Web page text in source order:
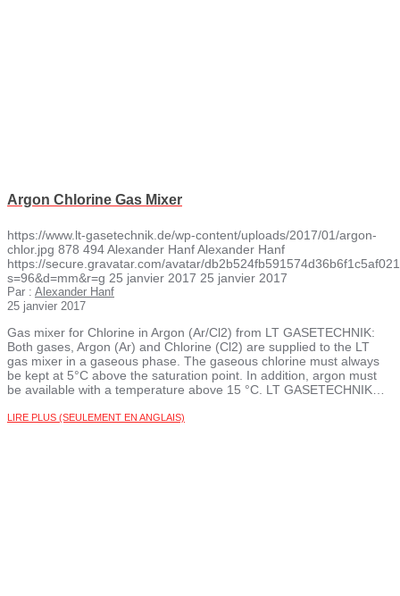
Argon Chlorine Gas Mixer
https://www.lt-gasetechnik.de/wp-content/uploads/2017/01/argon-
chlor.jpg 878 494Alexander HanfAlexander Hanf
https://secure.gravatar.com/avatar/
s=96&d=mm&r=g 25 janvier 2017 25 janvier 2017
Par : Alexander Hanf
25 janvier 2017
Gas mixer for Chlorine in Argon (Ar/Cl2) from LT GASETECHNIK:
Both gases, Argon (Ar) and Chlorine (Cl2) are supplied to the LT
gas mixer in a gaseous phase. The gaseous chlorine must always
be kept at 5°C above the saturation point. In addition, argon must
be available with a temperature above 15 °C. LT GASETECHNIK…
LIRE PLUS (SEULEMENT EN ANGLAIS)